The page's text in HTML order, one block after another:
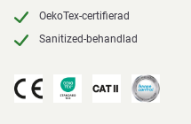
OekoTex-certifierad
Sanitized-behandlad